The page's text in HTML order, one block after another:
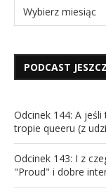
PODCAST
Odcinek 144: A
tropie queeru (z
Odcinek 143: I z
"Proud" i dobre